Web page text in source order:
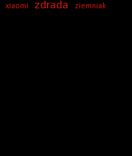
xiaomi zdrada
ziemniak